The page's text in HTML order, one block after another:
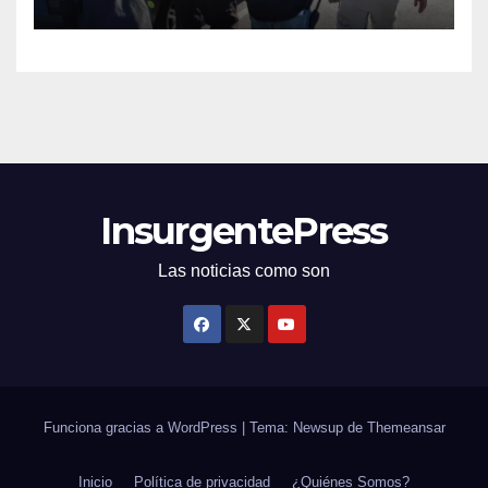
InsurgentePress
Las noticias como son
Funciona gracias a WordPress Tema: Newsup de Themeansar
Inicio Política de privacidad ¿Quiénes Somos?